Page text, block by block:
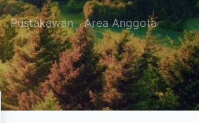
Pustakawan Area Anggota